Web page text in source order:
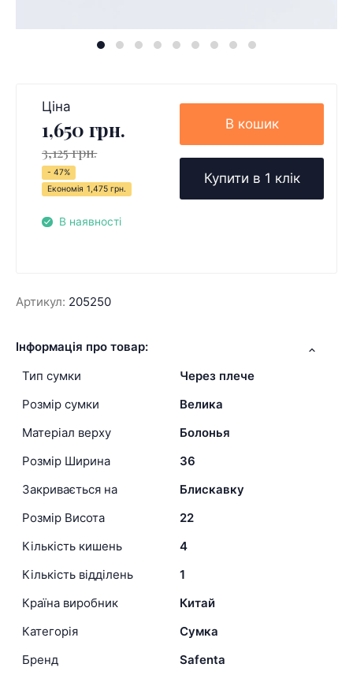
Ціна
1,650 грн.
3,125 грн.
- 47%
Економія 1,475 грн.
В наявності
В кошик
Купити в 1 клік
Артикул: 205250
Інформація про товар:
Тип сумки
Через плече
Розмір сумки
Велика
Матеріал верху
Болонья
Розмір Ширина
36
Закривається на
Блискавку
Розмір Висота
22
Кількість кишень
4
Кількість відділень
1
Країна виробник
Китай
Категорія
Сумка
Бренд
Safenta